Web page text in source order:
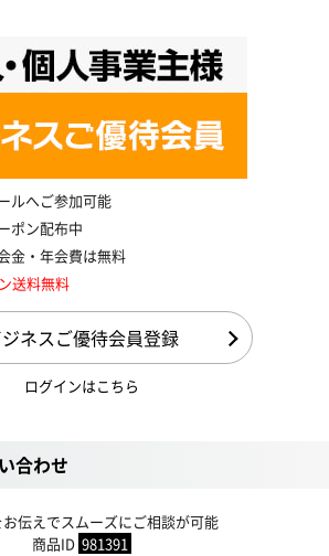
ルへご参加可能
ポン配布中
金・年会費は無料
送料無料
ジネスご優待会員登録
ログインはこちら
合わせ
伝えでスムーズにご相談が可能
商品ID 981391